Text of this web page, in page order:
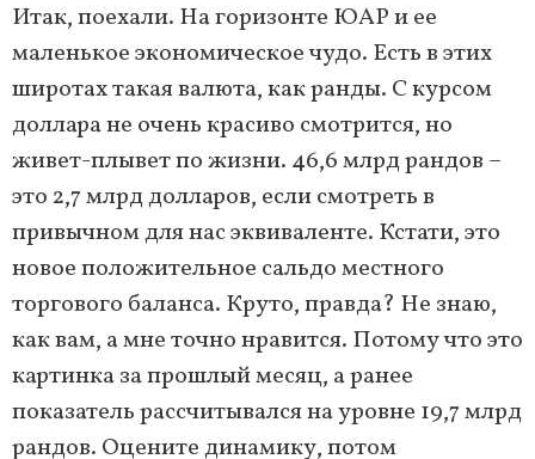
Итак, поехали. На горизонте ЮАР и ее
маленькое экономическое чудо. Есть в этих
широтах такая валюта, как ранды. С курсом
доллара не очень красиво смотрится, но
живет-плывет по жизни. 46,6 млрд рандов –
это 2,7 млрд долларов, если смотреть в
привычном для нас эквиваленте. Кстати, это
новое положительное сальдо местного
торгового баланса. Круто, правда? Не знаю,
как вам, а мне точно нравится. Потому что это
картинка за прошлый месяц, а ранее
показатель рассчитывался на уровне 19,7 млрд
рандов. Оцените динамику, потом